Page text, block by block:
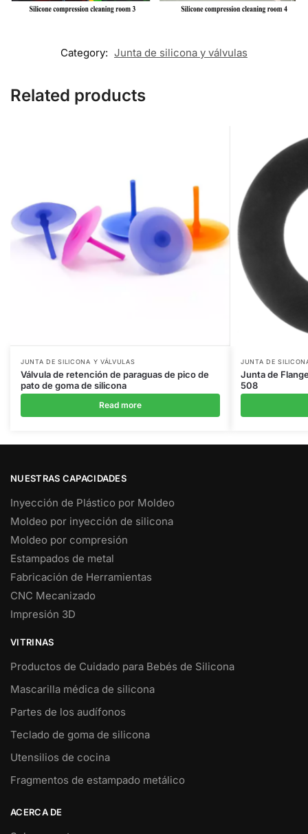
Category: Junta de silicona y válvulas
Related products
JUNTA DE SILICONA Y VÁLVULAS
Válvula de retención de paraguas de pico de
pato de goma de silicona
Read more
JUNTA DE
Junta de
508
NUESTRAS CAPACIDADES
Inyección de Plástico por Moldeo
Moldeo por inyección de silicona
Moldeo por compresión
Estampados de metal
Fabricación de Herramientas
CNC Mecanizado
Impresión 3D
VITRINAS
Productos de Cuidado para Bebés de Silicona
Mascarilla médica de silicona
Partes de los audífonos
Teclado de goma de silicona
Utensilios de cocina
Fragmentos de estampado metálico
ACERCA DE